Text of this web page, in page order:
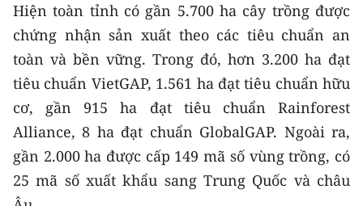
MEDIA CENTER
E-Magazine
Video
Media Chính trị
Media Kinh tế
Hiện toàn tỉnh có gần 5.700 ha cây trồng được
chứng nhận sản xuất theo các tiêu chuẩn an
toàn và bền vững. Trong đó, hơn 3.200 ha đạt
tiêu chuẩn VietGAP, 1.561 ha đạt tiêu chuẩn hữu
cơ, gần 915 ha đạt tiêu chuẩn Rainforest
Alliance, 8 ha đạt chuẩn GlobalGAP. Ngoài ra,
gần 2.000 ha được cấp 149 mã số vùng trồng, có
25 mã số xuất khẩu sang Trung Quốc và châu